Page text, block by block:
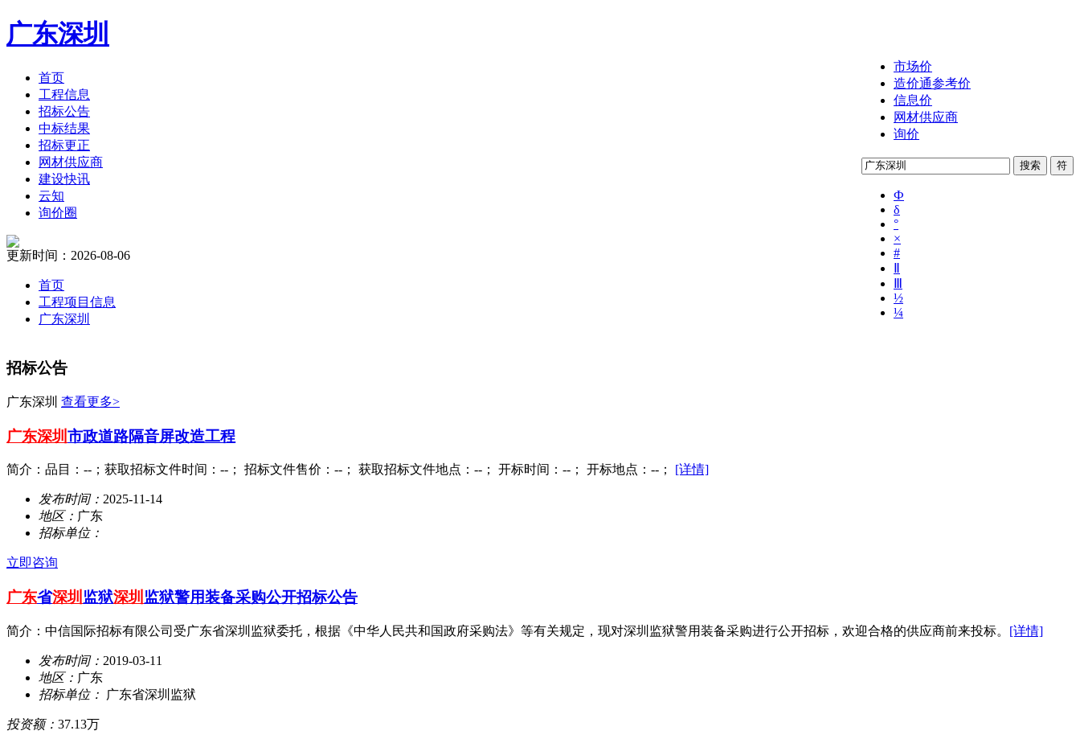
广东深圳
市场价
造价通参考价
信息价
网材供应商
询价
Ф
δ
°
×
#
½
¼
首页
工程信息
招标公告
中标结果
招标更正
网材供应商
建设快讯
云知
询价圈
更新时间：2026-08-06
首页
工程项目信息
广东深圳
招标公告
广东深圳 查看更多>
广东深圳 市政道路隔音屏改造工程
简介：品目：--；获取招标文件时间：--； 招标文件售价：--； 获取招标文件地点：--； 开标时间：--； 开标地点：--； [详情]
发布时间： 2025-11-14
地区： 广东
招标单位：
立即咨询
广东省深圳 监狱深圳 监狱警用装备采购公开招标公告
简介：中信国际招标有限公司受广东省深圳监狱委托，根据《中华人民共和国政府采购法》等有关规定，现对深圳监狱警用装备采购进行公开招标，欢迎合格的供应商前来投标。 [详情]
发布时间： 2019-03-11
地区： 广东
招标单位：
广东省深圳监狱
投资额： 37.13万